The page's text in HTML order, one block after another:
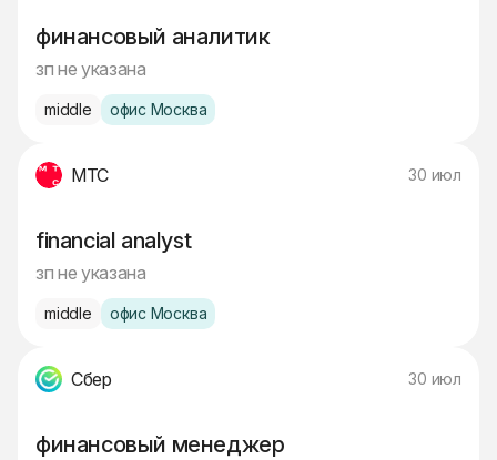
финансовый аналитик
зп не указана
middle офис Москва
МТС 30 июл
financial analyst
зп не указана
middle офис Москва
Сбер 30 июл
финансовый менеджер